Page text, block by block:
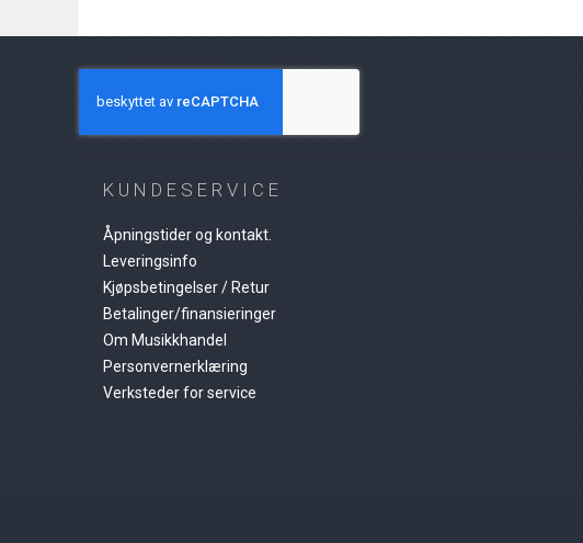
KUNDESERVICE
Åpningstider og kontakt.
Leveringsinfo
Kjøpsbetingelser / Retur
Betalinger/finansieringer
Om Musikkhandel
Personvernerklæring
Verksteder for service